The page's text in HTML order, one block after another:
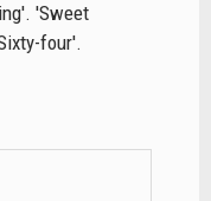
'Sweet
four'.